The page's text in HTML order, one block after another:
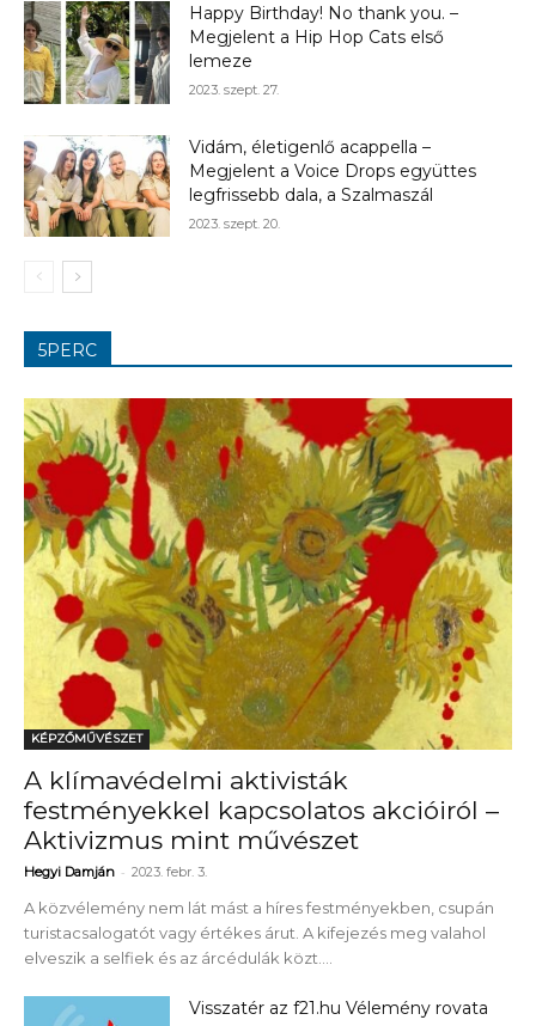
Happy Birthday! No thank you. –
Megjelent a Hip Hop Cats első
lemeze
2023. szept. 27.
Vidám, életigenlő acappella –
Megjelent a Voice Drops együttes
legfrissebb dala, a Szalmaszál
2023. szept. 20.
5PERC
KÉPZŐMŰVÉSZET
A klímavédelmi aktivisták
festményekkel kapcsolatos akcióiról –
Aktivizmus mint művészet
Hegyi Damján - 2023. febr. 3.
A közvélemény nem lát mást a híres festményekben, csupán
turistacsalogatót vagy értékes árut. A kifejezés meg valahol
elveszik a selfiek és az árcédulák közt....
Visszatér az f21.hu Vélemény rovata